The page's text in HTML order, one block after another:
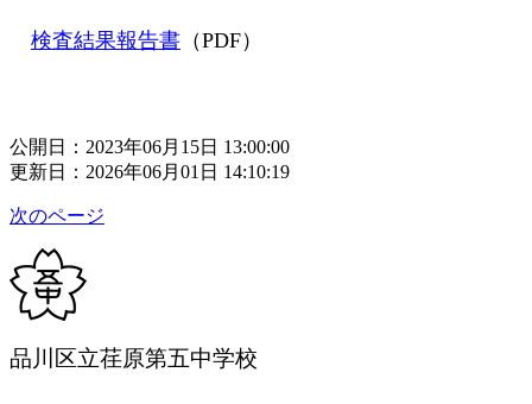
検査結果報告書 （PDF）
公開日：2023年06月15日 13:00:00
更新日：2026年06月01日 14:10:19
次のページ
品川区立荏原第五中学校